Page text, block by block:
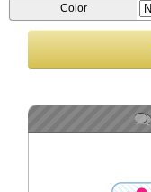
Color